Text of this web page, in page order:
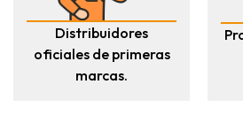
Distribuidores
oficiales de primeras
marcas.